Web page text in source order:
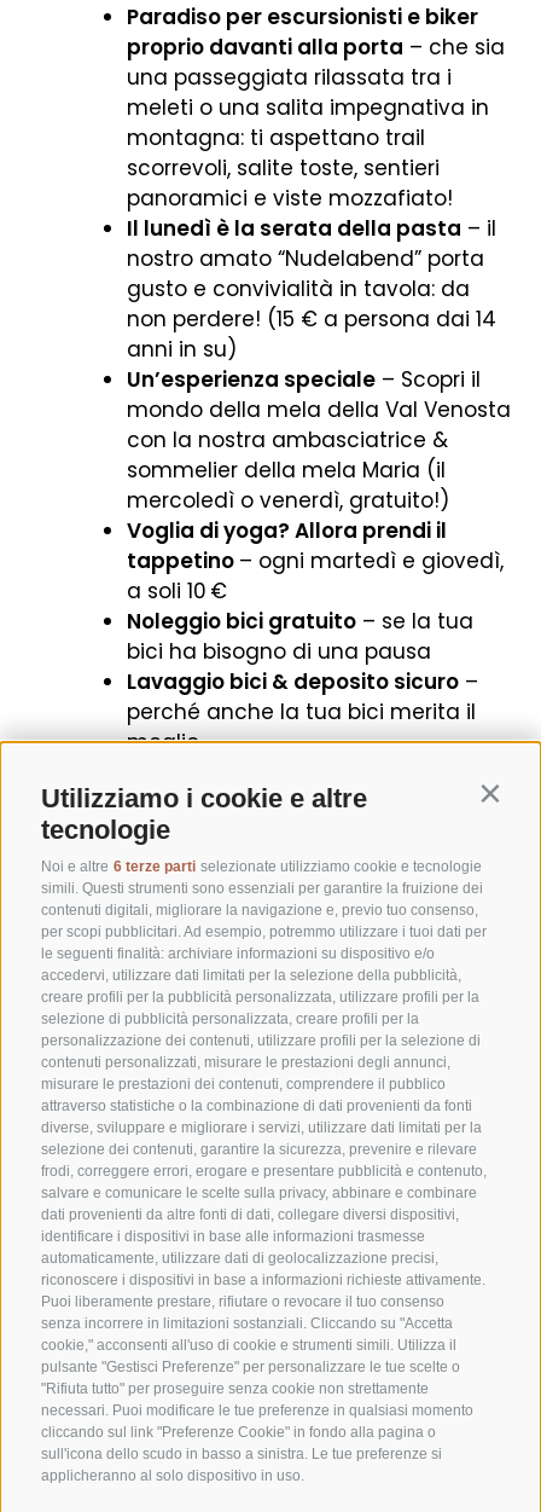
Utilizziamo i cookie e altre
tecnologie
Noi e altre 6 terze parti selezionate utilizziamo cookie e tecnologie
simili. Questi strumenti sono essenziali per garantire la fruizione dei
contenuti digitali, migliorare la navigazione e, previo tuo consenso,
per scopi pubblicitari. Ad esempio, potremmo utilizzare i tuoi dati per
le seguenti finalità: archiviare informazioni su dispositivo e/o
accedervi, utilizzare dati limitati per la selezione della pubblicità,
creare profili per la pubblicità personalizzata, utilizzare profili per la
selezione di pubblicità personalizzata, creare profili per la
personalizzazione dei contenuti, utilizzare profili per la selezione di
contenuti personalizzati, misurare le prestazioni degli annunci,
misurare le prestazioni dei contenuti, comprendere il pubblico
attraverso statistiche o la combinazione di dati provenienti da fonti
diverse, sviluppare e migliorare i servizi, utilizzare dati limitati per la
selezione dei contenuti, garantire la sicurezza, prevenire e rilevare
frodi, correggere errori, erogare e presentare pubblicità e contenuto,
salvare e comunicare le scelte sulla privacy, abbinare e combinare
dati provenienti da altre fonti di dati, collegare diversi dispositivi,
identificare i dispositivi in base alle informazioni trasmesse
automaticamente, utilizzare dati di geolocalizzazione precisi,
riconoscere i dispositivi in base a informazioni richieste attivamente.
Puoi liberamente prestare, rifiutare o revocare il tuo consenso
senza incorrere in limitazioni sostanziali. Cliccando su "Accetta
cookie," acconsenti all'uso di cookie e strumenti simili. Utilizza il
pulsante "Gestisci Preferenze" per personalizzare le tue scelte o
"Rifiuta tutto" per proseguire senza cookie non strettamente
necessari. Puoi modificare le tue preferenze in qualsiasi momento
cliccando sul link "Preferenze Cookie" in fondo alla pagina o
sull'icona dello scudo in basso a sinistra. Le tue preferenze si
applicheranno al solo dispositivo in uso.
Paradiso per escursionisti e biker
proprio davanti alla porta – che sia
una passeggiata rilassata tra i
meleti o una salita impegnativa in
montagna: ti aspettano trail
scorrevoli, salite toste, sentieri
panoramici e viste mozzafiato!
Il lunedì è la serata della pasta – il
nostro amato “Nudelabend” porta
gusto e convivialità in tavola: da
non perdere! (15 € a persona dai 14
anni in su)
Un’esperienza speciale – Scopri il
mondo della mela della Val Venosta
con la nostra ambasciatrice &
sommelier della mela Maria (il
mercoledì o venerdì, gratuito!)
Voglia di yoga? Allora prendi il
tappetino – ogni martedì e giovedì,
a soli 10 €
Noleggio bici gratuito – se la tua
bici ha bisogno di una pausa
Lavaggio bici & deposito sicuro –
perché anche la tua bici merita il
meglio
gratis con bus & treno e approfitta
di tanti servizi inclusi, sconti e
vantaggi esclusivi in tutta la
regione
Relax dopo una giornata all’aria
aperta– nella nostra area SPA con
3 saune, piscina coperta &
idromassaggi all’aperto
Wi-Fi gratuito in tutta la struttura
per condividere subito i tuoi
momenti preferiti
Camere & appartamenti
accoglienti– il tuo rifugio dopo una
giornata piena di emozioni
Parcheggio gratuito– direttamente
in loco
Cerchi ancora più avventura? Corsi
tecnici e tour guidati– a piedi o in
bici – prenotabili tramite il nostro
partner a un prezzo esclusivo